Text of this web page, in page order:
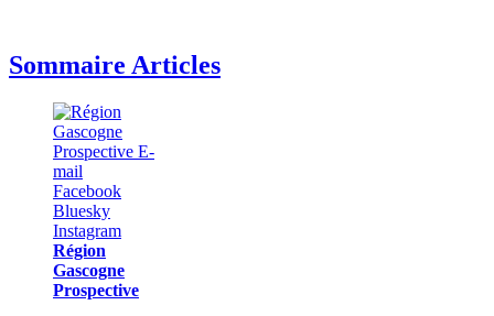
Sommaire Articles
Région
Gascogne
Prospective